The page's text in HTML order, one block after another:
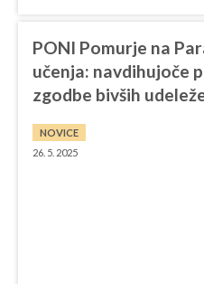
PONI Pomurje na
učenja: navdihujoče
zgodbe bivših
NOVICE
26. 5. 2025